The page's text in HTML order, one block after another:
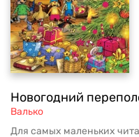
Новогодний
Валько
Для самых маленьких